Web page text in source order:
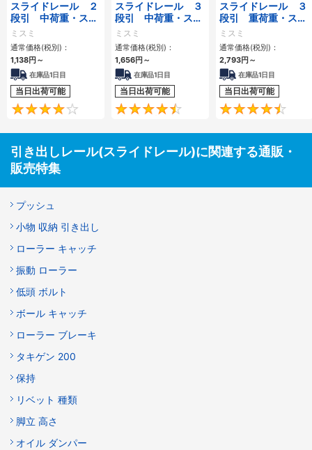
スライドレール ２
段引 中荷重・スチ
ールタイプ
ミスミ
通常価格(税別)：
1,138円 ～
在庫品1日目
当日出荷可能
3.9
スライドレール ３
段引 中荷重・スチ
ールタイプ
ミスミ
通常価格(税別)：
1,656円 ～
在庫品1日目
当日出荷可能
4.7
スライドレール ３
段引 重荷重・スチ
ール・引き抜きタイ
プ
ミスミ
通常価格(税別)：
2,793円 ～
在庫品1日目
当日出荷可能
引き出しレール(スライドレール)に関連する通販・
販売特集
プッシュ
小物 収納 引き出し
ローラー キャッチ
振動 ローラー
低頭 ボルト
ボール キャッチ
ローラー ブレーキ
タキゲン 200
保持
リベット 種類
脚立 高さ
オイル ダンパー